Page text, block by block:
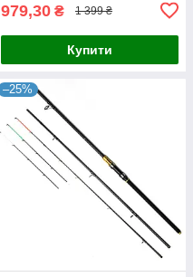
979,30 ₴ 1 399 ₴
Купити
–25%